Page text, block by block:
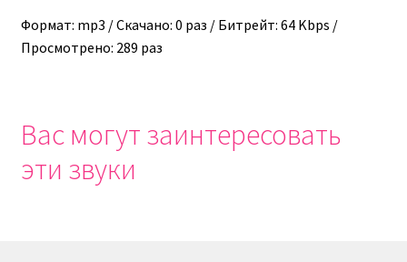
Формат: mp3 / Скачано: 0 раз / Битрейт: 64 Kbps /
Просмотрено: 289 раз
Вас могут заинтересовать
эти звуки